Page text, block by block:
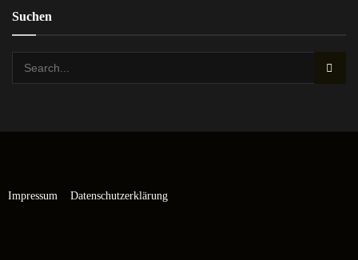
Suchen
Impressum Datenschutzerklärung